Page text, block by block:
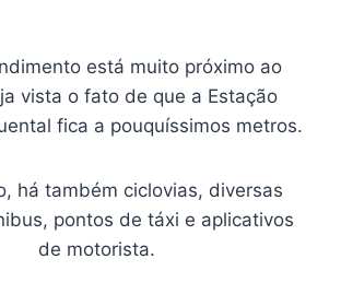
está muito próximo ao
vista o fato de que a Estação
fica a pouquíssimos metros.
há também ciclovias, diversas
pontos de táxi e aplicativos
de motorista.